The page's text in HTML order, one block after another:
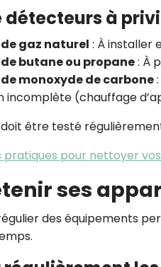
détecteurs à
gaz naturel : À installer
butane ou propane: À
monoxyde de carbone
incomplète (chauffage
être testé
pratiques pour nettoyer
ses
des équipements